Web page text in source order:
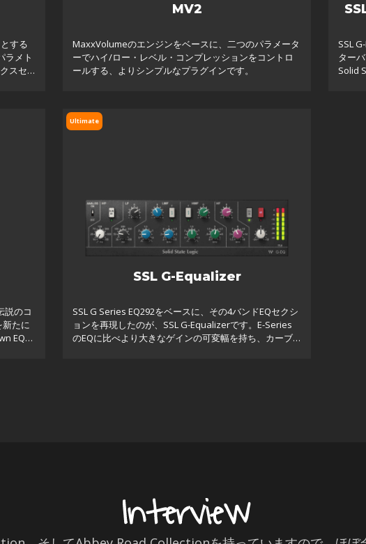
する
ラメト
スセ
MV2
MaxxVolumeのエンジンをベースに、二つのパラメータ
ーでハイ/ロー・レベル・コンプレッションをコントロ
ールする、よりシンプルなプラグインです。
SSL
ター
Solid
説のコ
新たに
EQと
Ultimate
SSL G-Equalizer
SSL G Series EQ292をベースに、その4バンドEQセクシ
ョンを再現したのが、SSL G-Equalizerです。E-Series
のEQに比べより大きなゲインの可変幅を持ち、カーブ